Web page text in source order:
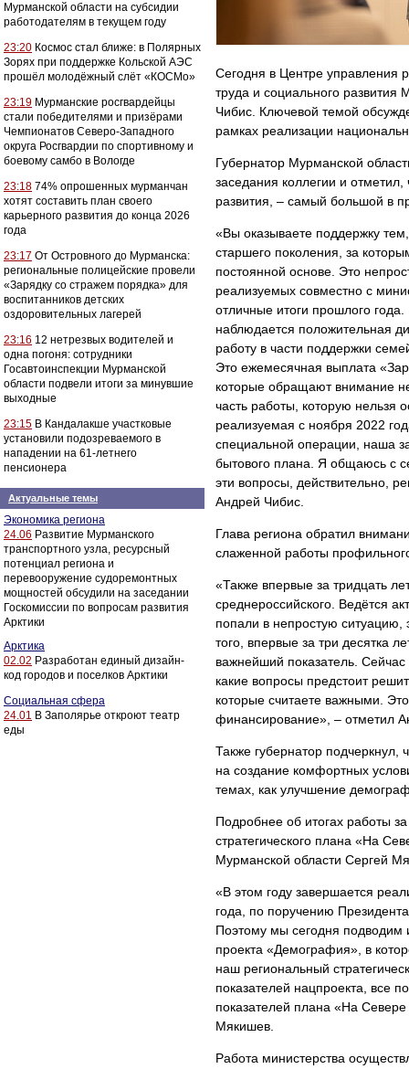
Мурманской области на субсидии
работодателям в текущем году
23:20 Космос стал ближе: в Полярных
Зорях при поддержке Кольской АЭС
прошёл молодёжный слёт «КОСМо»
23:19 Мурманские росгвардейцы
стали победителями и призёрами
Чемпионатов Северо-Западного
округа Росгвардии по спортивному и
боевому самбо в Вологде
23:18 74% опрошенных мурманчан
хотят составить план своего
карьерного развития до конца 2026
года
23:17 От Островного до Мурманска:
региональные полицейские провели
«Зарядку со стражем порядка» для
воспитанников детских
оздоровительных лагерей
23:16 12 нетрезвых водителей и
одна погоня: сотрудники
Госавтоинспекции Мурманской
области подвели итоги за минувшие
выходные
23:15 В Кандалакше участковые
установили подозреваемого в
нападении на 61-летнего
пенсионера
Актуальные темы
Экономика региона
24.06 Развитие Мурманского
транспортного узла, ресурсный
потенциал региона и
перевооружение судоремонтных
мощностей обсудили на заседании
Госкомиссии по вопросам развития
Арктики
Арктика
02.02 Разработан единый дизайн-
код городов и поселков Арктики
Социальная сфера
24.01 В Заполярье откроют театр
еды
Сегодня в Центре управления
труда и социального развития
Чибис. Ключевой темой
рамках реализации
Губернатор Мурманской
заседания коллегии и
развития, – самый большой в
«Вы оказываете поддержку
старшего поколения, за
постоянной основе. Это
реализуемых совместно с
отличные итоги прошлого
наблюдается положительная
работу в части поддержки
Это ежемесячная выплата
которые обращают внимание
часть работы, которую нельзя
реализуемая с ноября 2022
специальной операции, наша
бытового плана. Я общаюсь с
эти вопросы, действительно,
Андрей Чибис.
Глава региона обратил
слаженной работы
«Также впервые за тридцать
среднероссийского. Ведётся
попали в непростую ситуацию,
того, впервые за три десятка
важнейший показатель.
какие вопросы предстоит
которые считаете важными.
финансирование», – отметил
Также губернатор подчеркнул,
на создание комфортных
темах, как улучшение
Подробнее об итогах работы
стратегического плана «На
Мурманской области Сергей
«В этом году завершается
года, по поручению
Поэтому мы сегодня подводим
проекта «Демография», в
наш региональный
показателей нацпроекта, все
показателей плана «На
Мякишев.
Работа министерства